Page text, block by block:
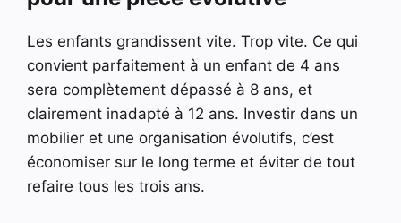
Les enfants grandissent vite. Trop vite. Ce qui
convient parfaitement à un enfant de 4 ans
sera complètement dépassé à 8 ans, et
clairement inadapté à 12 ans. Investir dans un
mobilier et une organisation évolutifs, c’est
économiser sur le long terme et éviter de tout
refaire tous les trois ans.